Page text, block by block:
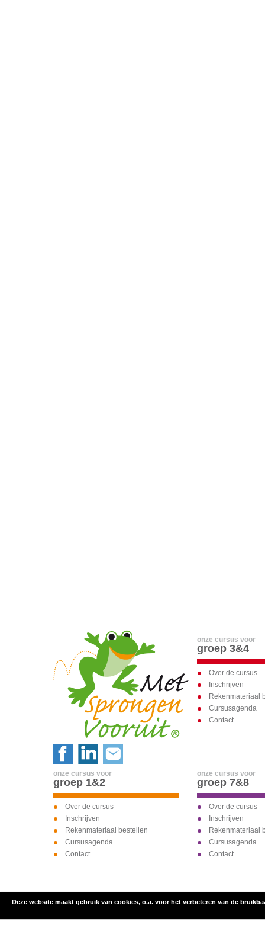
onze cursus voor
groep 3&4
Over de cursus
Inschrijven
Rekenmateriaal
Cursusagenda
Contact
onze cursus voor
groep 1&2
Over de cursus
Inschrijven
Rekenmateriaal bestellen
Cursusagenda
Contact
onze cursus voor
groep 7&8
Over de cursus
Inschrijven
Rekenmateriaal
Cursusagenda
Contact
inschrijven voor
Deze website maakt gebruik van cookies, o.a. voor het verbeteren van de